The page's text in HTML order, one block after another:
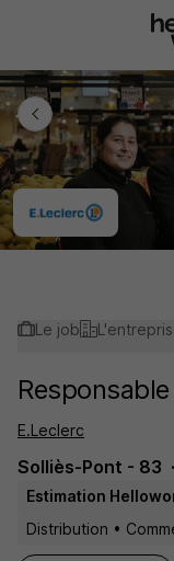
Le job
E.Leclerc
Solliès-Pont - 83
Estimation
Distribution •